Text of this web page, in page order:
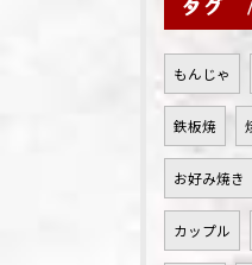
タグ
もんじゃ
鉄板焼
お好み焼き
カップル